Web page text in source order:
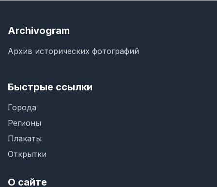
Archivogram
Архив исторических фотографий
Быстрые ссылки
Города
Регионы
Плакаты
Открытки
О сайте